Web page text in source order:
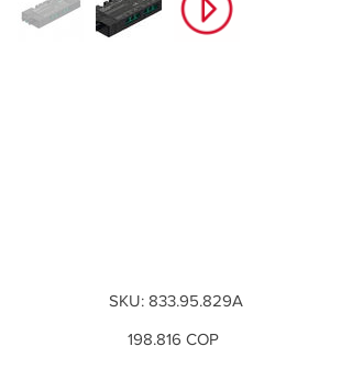
SKU: SKU
833.95.829A
833.95.829A
Precio
198.816 COP